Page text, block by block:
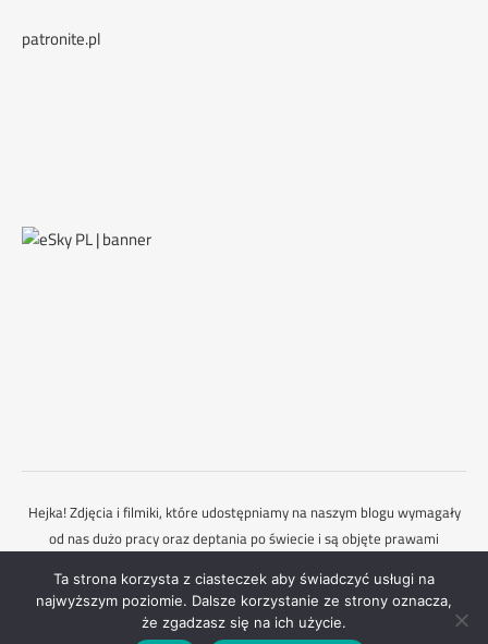
patronite.pl
Hejka! Zdjęcia i filmiki, które udostępniamy na naszym blogu wymagały
od nas dużo pracy oraz deptania po świecie i są objęte prawami
gdybyś chciał je wykorzystać. Mamy nadzieję, że to rozumiesz :)
Kontakt
Ashe Motyw przezWP Royal .
Ta strona korzysta z ciasteczek aby świadczyć usługi na
najwyższym poziomie. Dalsze korzystanie ze strony oznacza,
że zgadzasz się na ich użycie.